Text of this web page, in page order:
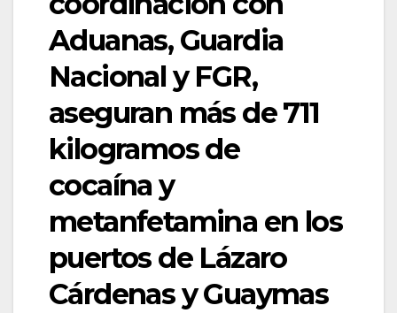
Aduanas, Guardia
Nacional y FGR,
aseguran más de 711
kilogramos de
cocaína y
metanfetamina en los
puertos de Lázaro
Cárdenas y Guaymas